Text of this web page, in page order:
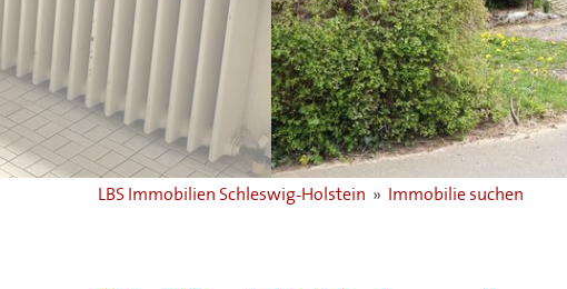
LBS Immobilien Schleswig-Holstein » Immobilie suchen